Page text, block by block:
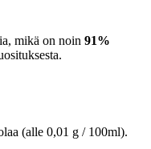
mikä on noin 91%
(alle 0,01 g / 100ml).